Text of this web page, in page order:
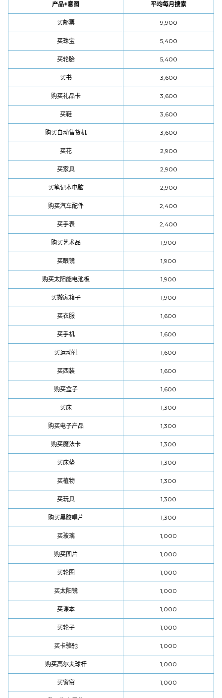
产品+意图 平均每月搜索
买邮票 9,900
买珠宝 5,400
买轮胎 5,400
买书 3,600
购买礼品卡 3,600
买鞋 3,600
购买自动售货机 3,600
买花 2,900
买家具 2,900
买笔记本电脑 2,900
购买汽车配件 2,400
买手表 2,400
购买艺术品 1,900
买眼镜 1,900
购买太阳能电池板 1,900
买搬家箱子 1,900
买衣服 1,600
买手机 1,600
买运动鞋 1,600
买西装 1,600
购买盒子 1,600
买床 1,300
购买电子产品 1,300
购买魔法卡 1,300
买床垫 1,300
买植物 1,300
买玩具 1,300
购买黑胶唱片 1,300
买玻璃 1,000
购买图片 1,000
买轮圈 1,000
买太阳镜 1,000
买课本 1,000
买轮子 1,000
买卡骆驰 1,000
购买高尔夫球杆 1,000
买窗帘 1,000